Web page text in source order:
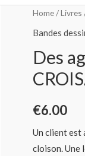
Home/Livres
Bandes
Des
€6.00
Un client est
cloison. Une